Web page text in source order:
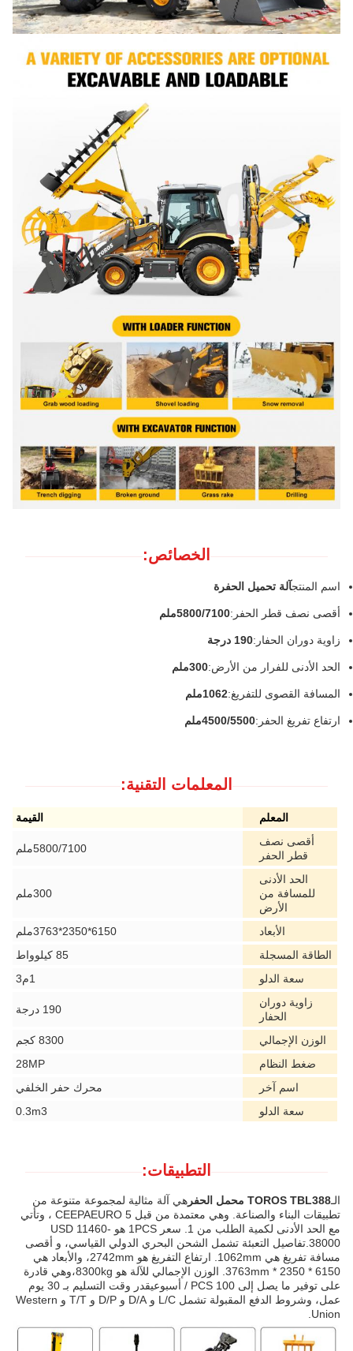
الخصائص:
اسم المنتجآلة تحميل الحفرة
أقصى نصف قطر الحفر: 5800/7100ملم
زاوية دوران الحفار: 190 درجة
الحد الأدنى للفرار من الأرض: 300ملم
المسافة القصوى للتفريغ:1062ملم
ارتفاع تفريغ الحفر: 4500/5500ملم
المعلمات التقنية:
المعلم
القيمة
أقصى نصف
قطر الحفر
5800/7100ملم
الحد الأدنى
للمسافة من
الأرض
300ملم
الأبعاد
6150*2350*3763ملم
الطاقة المسجلة
85 كيلوواط
سعة الدلو
زاوية دوران
الحفار
190 درجة
الوزن الإجمالي
8300 كجم
ضغط النظام
28MP
اسم آخر
محرك حفر الخلفي
سعة الدلو
0.3m3
التطبيقات:
الـTOROS TBL388 محمل الحفر
هي آلة مثالية لمجموعة متنوعة من
تطبيقات البناء والصناعة. وهي معتمدة من قبل CEEPAEURO 5 ، وتأتي
مع الحد الأدنى لكمية الطلب من 1. سعر 1PCS هو USD 11460-
38000.تفاصيل التعبئة تشمل الشحن البحري الدولي القياسي، و أقصى
مسافة تفريغ هي 1062mm. ارتفاع التفريغ هو 2742mm، والأبعاد هي
6150 * 2350 * 3763mm. الوزن الإجمالي للآلة هو 8300kg،وهي قادرة
على توفير ما يصل إلى 100 PCS / أسبوعيقدر وقت التسليم بـ 30 يوم
عمل، وشروط الدفع المقبولة تشمل L/C و D/A و D/P و T/T و Western
Union.